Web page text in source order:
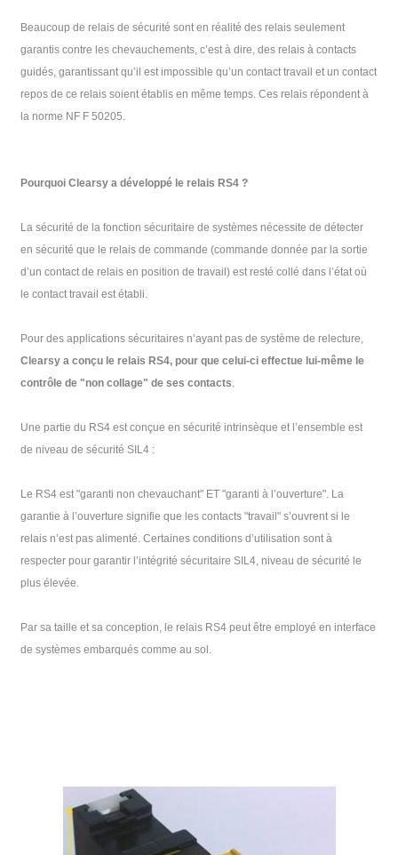
Beaucoup de relais de sécurité sont en réalité des relais seulement
garantis contre les chevauchements, c’est à dire, des relais à contacts
guidés, garantissant qu’il est impossible qu’un contact travail et un contact
repos de ce relais soient établis en même temps. Ces relais répondent à
la norme NF F 50205.
Pourquoi Clearsy a développé le relais RS4 ?
La sécurité de la fonction sécuritaire de systèmes nécessite de détecter
en sécurité que le relais de commande (commande donnée par la sortie
d’un contact de relais en position de travail) est resté collé dans l’état où
le contact travail est établi.
Pour des applications sécuritaires n’ayant pas de système de relecture,
Clearsy a conçu le relais RS4, pour que celui-ci effectue lui-même le
contrôle de "non collage" de ses contacts.
Une partie du RS4 est conçue en sécurité intrinsèque et l’ensemble est
de niveau de sécurité SIL4 :
Le RS4 est "garanti non chevauchant" ET "garanti à l’ouverture". La
garantie à l’ouverture signifie que les contacts "travail" s’ouvrent si le
relais n’est pas alimenté. Certaines conditions d’utilisation sont à
respecter pour garantir l’intégrité sécuritaire SIL4, niveau de sécurité le
plus élevée.
Par sa taille et sa conception, le relais RS4 peut être employé en interface
de systèmes embarqués comme au sol.